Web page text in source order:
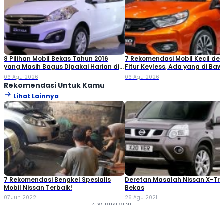
8 Pilihan Mobil Bekas Tahun 2016
yang Masih Bagus Dipakai Harian di
2026
06 Agu 2026
7 Rekomendasi Mobil Kecil
Fitur Keyless, Ada yang di
Rp80 Juta!
06 Agu 2026
Rekomendasi Untuk Kamu
Lihat Lainnya
7 Rekomendasi Bengkel Spesialis
Mobil Nissan Terbaik!
07 Jun 2022
Deretan Masalah Nissan X-
Bekas
26 Agu 2021